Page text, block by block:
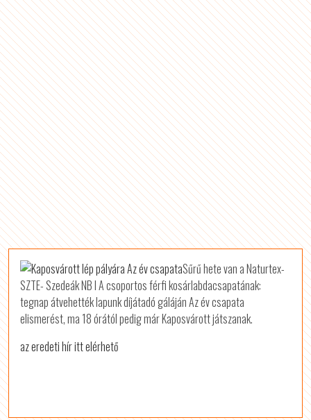
Sűrű hete van a Naturtex-
SZTE- Szedeák NB I A csoportos férfi kosárlabdacsapatának:
tegnap átvehették lapunk díjátadó gáláján Az év csapata
elismerést, ma 18 órától pedig már Kaposvárott játszanak.
az eredeti hír itt elérhető